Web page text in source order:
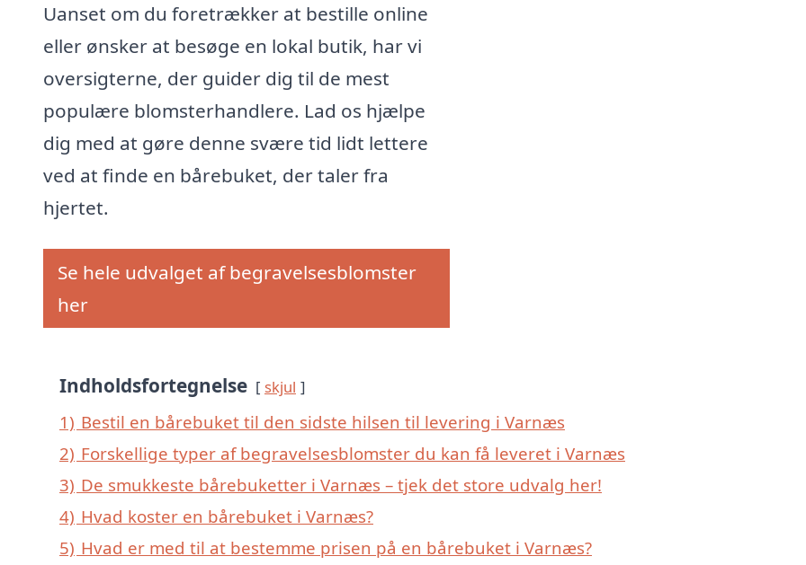
Uanset om du foretrækker at bestille online
eller ønsker at besøge en lokal butik, har vi
oversigterne, der guider dig til de mest
populære blomsterhandlere. Lad os hjælpe
dig med at gøre denne svære tid lidt lettere
ved at finde en bårebuket, der taler fra
hjertet.
Se hele udvalget af begravelsesblomster
her
Indholdsfortegnelse skjul
1) Bestil en bårebuket til den sidste hilsen til levering i Varnæs
2) Forskellige typer af begravelsesblomster du kan få leveret i Varnæs
3) De smukkeste bårebuketter i Varnæs – tjek det store udvalg her!
4) Hvad koster en bårebuket i Varnæs?
5) Hvad er med til at bestemme prisen på en bårebuket i Varnæs?